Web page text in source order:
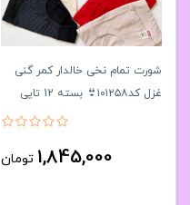
شورت تمام نخی خالدار کمر گنی
غزل کد۱۰۱۲۵۸👙 بسته 12 تایی
1,845,000 تومان